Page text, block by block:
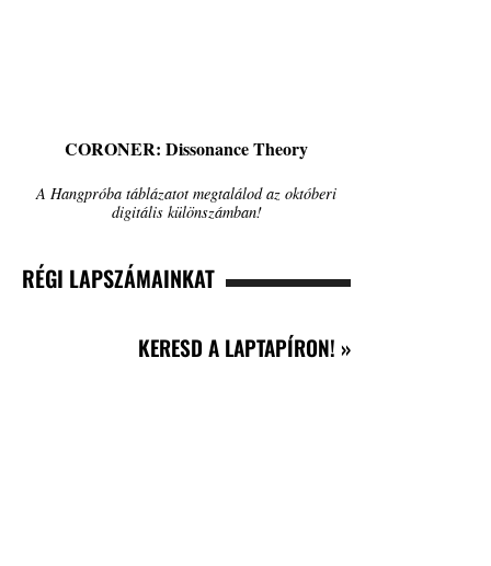
CORONER: Dissonance Theory
A Hangpróba táblázatot megtalálod az októberi
digitális különszámban!
RÉGI LAPSZÁMAINKAT
KERESD A LAPTAPÍRON! »